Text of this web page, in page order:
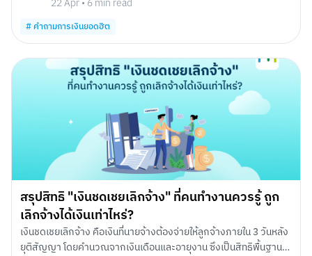
22 Apr• 6min read
#คำถามการเงินยอดฮิต
สรุปสิทธิ "เงินชดเชยเลิกจ้าง" ที่คนทำงานควรรู้ ถูก
เลิกจ้างได้เงินเท่าไหร่?
เงินชดเชยเลิกจ้าง คือเงินที่นายจ้างต้องจ่ายให้ลูกจ้างภายใน 3 วันหลัง
ยุติสัญญา โดยคำนวณจากเงินเดือนและอายุงาน ซึงเป็นสิทธิพื้นฐาน